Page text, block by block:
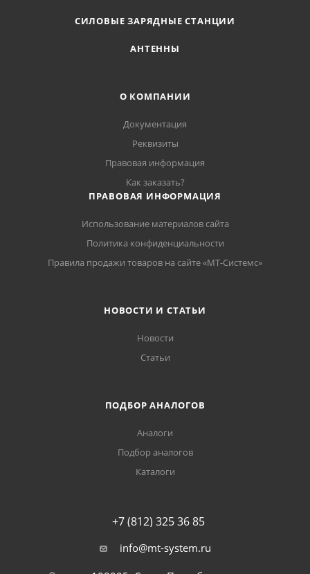
СИЛОВЫЕ ЗАРЯДНЫЕ СТАНЦИИ
АНТЕННЫ
О КОМПАНИИ
Документация
Реквизиты
Правовая информация
Как заказать?
ПРАВОВАЯ ИНФОРМАЦИЯ
Использование материалов сайта
Политика конфиденциальности
Правила продажи товаров на сайте «МТ-Системс»
НОВОСТИ И СТАТЬИ
Новости
Статьи
ПОДБОР АНАЛОГОВ
Аналоги
Подбор аналогов
Каталоги
+7 (812) 325 36 85
info@mt-system.ru